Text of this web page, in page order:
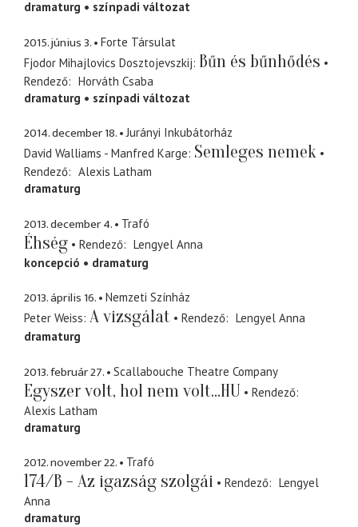
dramaturg színpadi változat
2015. június 3.
Forte Társulat
Fjodor Mihajlovics Dosztojevszkij Bűn és bűnhődés
Rendező
Horváth Csaba
dramaturg
színpadi változat
2014. december 18.
Jurányi Inkubátorház
David Walliams - Manfred Karge Semleges nemek
Rendező
Alexis Latham
dramaturg
2013. december 4. Trafó
Éhség Rendező
Lengyel Anna
koncepció
dramaturg
2013. április 16.
Nemzeti Színház
Peter Weiss A vizsgálat Rendező
Lengyel Anna
dramaturg
2013. február 27. Scallabouche Theatre Company
Egyszer volt, hol nem volt...HU
Rendező
Alexis Latham
dramaturg
2012. november 22. Trafó
174/B - Az igazság szolgái Rendező
Lengyel
Anna
dramaturg